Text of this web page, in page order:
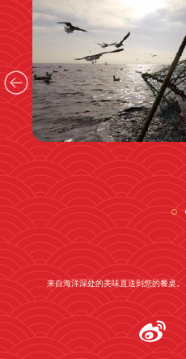
来自海洋深处的美味直送到您的餐桌。